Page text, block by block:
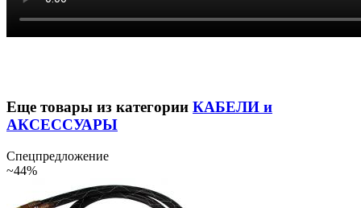
Еще товары из категории КАБЕЛИ и
АКСЕССУАРЫ
Спецпредложение
~44%